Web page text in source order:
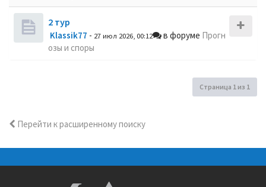
2 тур
Klassik77 - 27 июл 2026, 00:12 в форуме Прогн
озы и споры
Страница 1из 1
Перейти к расширенному поиску